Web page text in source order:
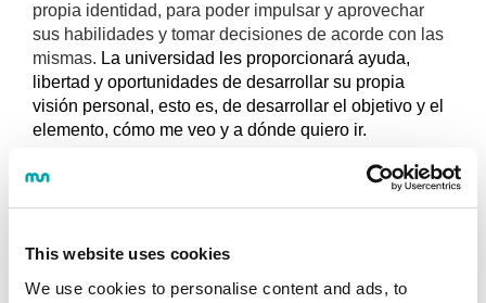
This website uses cookies
We use cookies to personalise content and ads, to
propia identidad, para poder impulsar y aprovechar
sus habilidades y tomar decisiones de acorde con las
mismas. La universidad les proporcionará ayuda,
libertad y oportunidades de desarrollar su propia
visión personal, esto es, de desarrollar el objetivo y el
elemento, cómo me veo y a dónde quiero ir.
Por ello, en este eje es importante también que los
estudios estén basados en el proceso, valorando cada
proponerse objetivos personales y desarrollar la